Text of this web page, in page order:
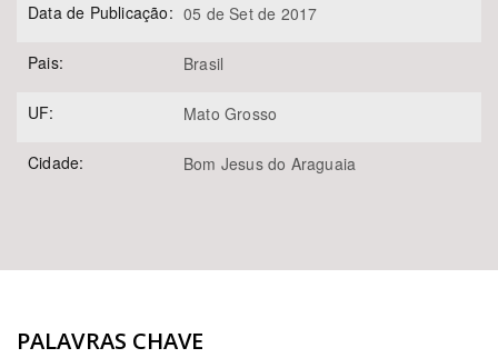
Data de Publicação: 05 de Set de 2017
Pais: Brasil
UF: Mato Grosso
Cidade: Bom Jesus do Araguaia
PALAVRAS CHAVE